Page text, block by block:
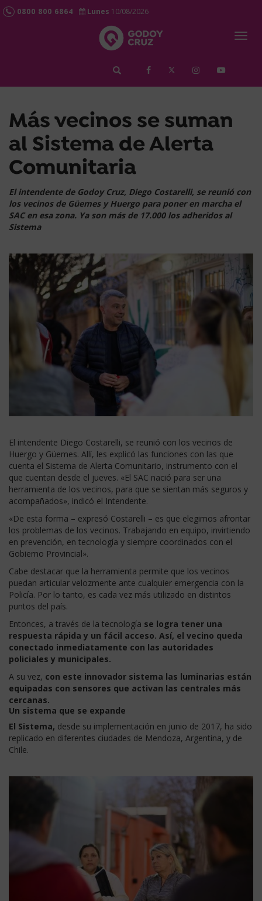
0800 800 6864 Lunes 10/08/2026
Más vecinos se suman
al Sistema de Alerta
Comunitaria
El intendente de Godoy Cruz, Diego Costarelli, se reunió con
los vecinos de Güemes y Huergo para poner en marcha el
SAC en esa zona. Ya son más de 17.000 los adheridos al
Sistema
El intendente Diego Costarelli, se reunió con los vecinos de
Huergo y Güemes. Allí, les explicó las funciones con las que
cuenta el Sistema de Alerta Comunitario, instrumento con el
que cuentan desde el jueves. «El SAC nació para ser una
herramienta de los vecinos, para que se sientan más seguros y
acompañados», indicó el Intendente.
«De esta forma – expresó Costarelli – es que elegimos afrontar
los problemas de los vecinos. Trabajando en equipo, invirtiendo
en prevención, en tecnología y siempre coordinados con el
Gobierno Provincial».
Cabe destacar que la herramienta permite que los vecinos
puedan articular velozmente ante cualquier emergencia con la
Policía. Por lo tanto, es cada vez más utilizado en distintos
puntos del país.
Entonces, a través de la tecnología se logra tener una
respuesta rápida y un fácil acceso. Así, el vecino queda
conectado inmediatamente con las autoridades
policiales y municipales.
A su vez, con este innovador sistema las luminarias están
equipadas con sensores que activan las centrales más
cercanas.
Un sistema que se expande
El Sistema, desde su implementación en junio de 2017, ha sido
replicado en diferentes ciudades de Mendoza, Argentina, y de
Chile.